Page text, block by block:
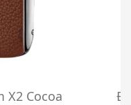
X2 Cocoa